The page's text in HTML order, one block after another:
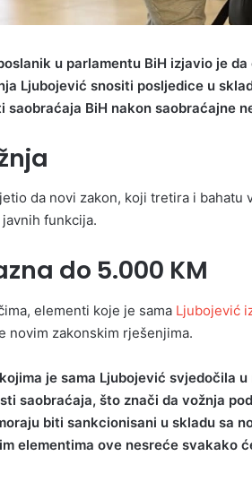
u parlamentu BiH izjavio je
Ljubojević snositi posljedice u
saobraćaja BiH nakon saobraćajne
da novi zakon, koji tretira i bahatu
funkcija.
do 5.000 KM
elementi koje je sama Ljubojević
novim zakonskim rješenjima.
je sama Ljubojević svjedočila
saobraćaja, što znači da vožnja
biti sankcionisani u skladu sa
elementima ove nesreće svakako